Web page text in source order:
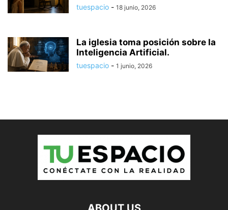
tuespacio - 18 junio, 2026
La iglesia toma posición sobre la
Inteligencia Artificial.
tuespacio - 1 junio, 2026